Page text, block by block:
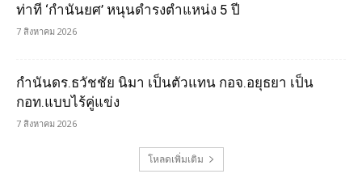
ท่าที ‘กำนันยศ’ หนุนดำรงตำแหน่ง 5 ปี
7 สิงหาคม 2026
กำนันดร.ธวัชชัย นิมา เป็นตัวแทน กอจ.อยุธยา เป็น
กอท.แบบไร้คู่แข่ง
7 สิงหาคม 2026
โหลดเพิ่มเติม